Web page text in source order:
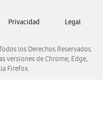
los Derechos Reservados.
versiones de Chrome, Edge,
Firefox.
Privacidad Legal